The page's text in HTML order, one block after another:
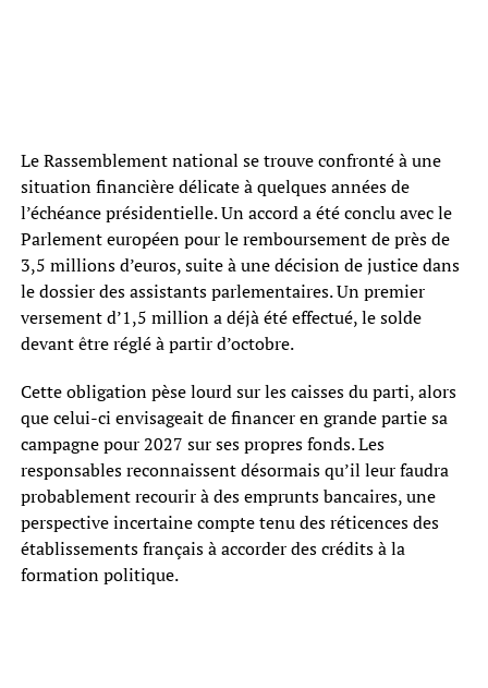
Le Rassemblement national se trouve confronté à une
situation financière délicate à quelques années de
l’échéance présidentielle. Un accord a été conclu avec le
Parlement européen pour le remboursement de près de
3,5 millions d’euros, suite à une décision de justice dans
le dossier des assistants parlementaires. Un premier
versement d’1,5 million a déjà été effectué, le solde
devant être réglé à partir d’octobre.
Cette obligation pèse lourd sur les caisses du parti, alors
que celui-ci envisageait de financer en grande partie sa
campagne pour 2027 sur ses propres fonds. Les
responsables reconnaissent désormais qu’il leur faudra
probablement recourir à des emprunts bancaires, une
perspective incertaine compte tenu des réticences des
établissements français à accorder des crédits à la
formation politique.